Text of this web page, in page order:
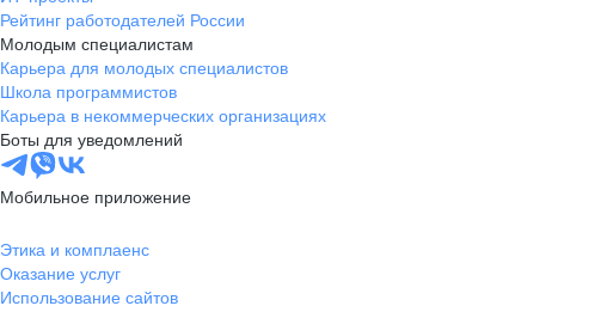
Рейтинг работодателей России
Молодым специалистам
Карьера для молодых специалистов
Школа программистов
Карьера в некоммерческих организациях
Боты для уведомлений
Мобильное приложение
Этика и комплаенс
Оказание услуг
Использование сайтов